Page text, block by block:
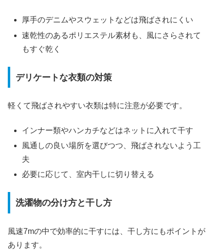
厚手のデニムやスウェットなどは飛ばされにくい
速乾性のあるポリエステル素材も、風にさらされて
もすぐ乾く
デリケートな衣類の対策
軽くて飛ばされやすい衣類は特に注意が必要です。
インナー類やハンカチなどはネットに入れて干す
風通しの良い場所を選びつつ、飛ばされないよう工
夫
必要に応じて、室内干しに切り替える
洗濯物の分け方と干し方
風速7mの中で効率的に干すには、干し方にもポイントが
あります。